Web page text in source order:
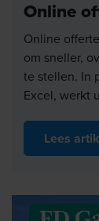
Online
Online
om sneller,
te stellen. In
Excel, werkt
aannemers
handmatig
Lees